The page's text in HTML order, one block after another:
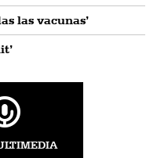
las vacunas’